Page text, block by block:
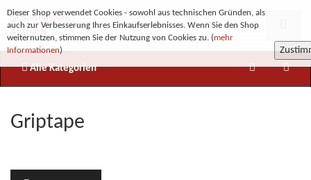
Alle Kategorien
Griptape
Dieser Shop verwendet Cookies - sowohl aus technischen Gründen, als
auch zur Verbesserung Ihres Einkaufserlebnisses. Wenn Sie den Shop
weiternutzen, stimmen Sie der Nutzung von Cookies zu. (mehr
Informationen)